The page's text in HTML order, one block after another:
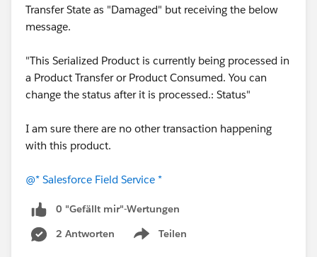
Transfer State as "Damaged" but receiving the below
message.
"This Serialized Product is currently being processed in
a Product Transfer or Product Consumed. You can
change the status after it is processed.: Status"
I am sure there are no other transaction happening
with this product.
@* Salesforce Field Service *
0 "Gefällt mir"-Wertungen
2 Antworten
Teilen
Show menu